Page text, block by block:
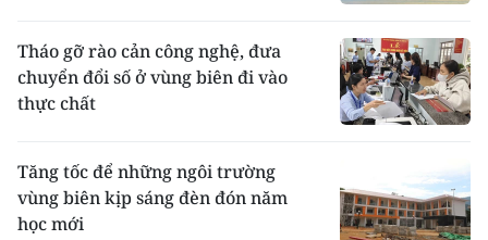
Tháo gỡ rào cản công nghệ, đưa
chuyển đổi số ở vùng biên đi vào
thực chất ​
Tăng tốc để những ngôi trường
vùng biên kịp sáng đèn đón năm
học mới